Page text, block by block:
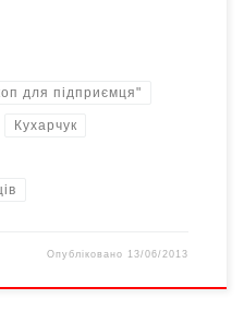
для підприємця"
Кухарчук
Опубліковано 13/06/2013